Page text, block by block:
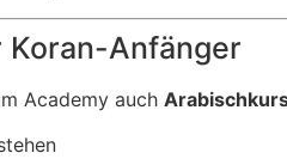
Anfänger
Academy auch